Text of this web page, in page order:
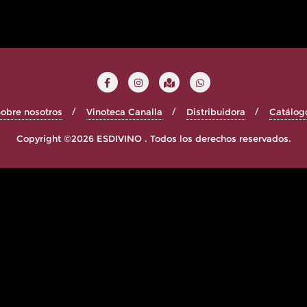
nosotros Vinoteca Canalla Distribuidora
Copyright ©2026 ESDIVINO . Todos los derechos reservados.